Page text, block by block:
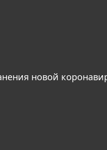
новой